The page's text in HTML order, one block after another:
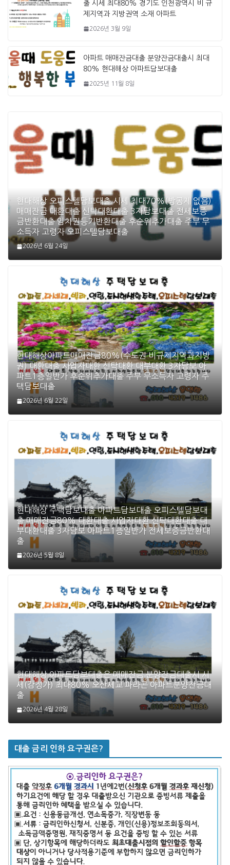
출 시세 최대80% 경기도 인천광역시 비 규
제지역과 지방권역 소재 아파트
2026년 3월 9일
아파트 매매잔금대출 분양잔금대출시 최대
80% 현대해상 아파트담보대출
2025년 11월 8일
현대해상 오피스텔담보대출 시세 최대70%(방공제 없음)
매매잔금 대환대출 신탁대환대출 3자담보대출 전세보증
금반환대출 임차권등기반환대출 후순위추가대출 주부 무
소득자 고령자 오피스텔담보대출
2026년 6월 24일
현대해상아파트매매잔금80%(수도권 비규제지역과지방
권) 대환대출 사업자대환 신탁대환 대부대환 3자담보 아
파트1층일반가 후순위추가대출 주부 무소득자 고령자 주
택담보대출
2026년 6월 22일
현대해상 주택담보대출 아파트담보대출 오피스텔담보대
출 매매잔금80% 대환대출 사업자대환 신탁대환대출 대
부대환대출 3자담보 아파트1층일반가 전세보증금반환대
출
2026년 5월 8일
현대해상 아파트담보대출은 매매잔금 분양잔금대출시 시
세(감정가) 최대80% 오산세교 파라곤 아파트분양잔금대
출
2026년 4월 28일
대출 금리 인하 요구권은?